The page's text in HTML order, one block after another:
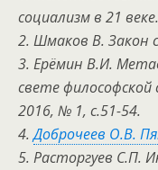
социализм в 21
2. Шмаков В. Закон
3. Ерёмин В.И.
свете
2016, № 1, с.51-54.
4.Доброчеев О.В.
5. Расторгуев С.П.